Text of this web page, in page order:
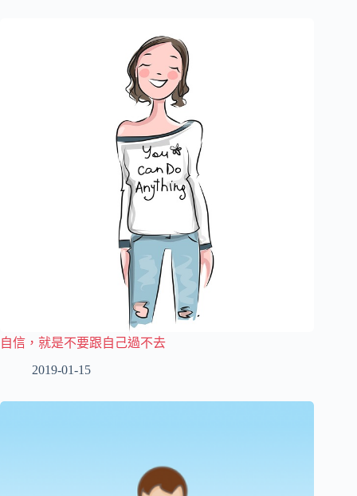
自信，就是不要跟自己過不去
2019-01-15